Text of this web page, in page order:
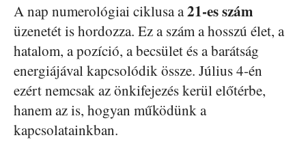
A nap numerológiai ciklusa a21-es szám
üzenetét is hordozza. Ez a szám a hosszú élet, a
hatalom, a pozíció, a becsület és a barátság
energiájával kapcsolódik össze. Július 4-én
ezért nemcsak az önkifejezés kerül előtérbe,
hanem az is, hogyan működünk a
kapcsolatainkban.